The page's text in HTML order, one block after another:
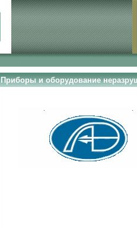
Приборы и оборудование